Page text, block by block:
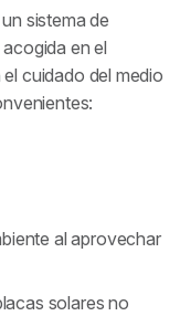
sistema de
en el
cuidado del medio
al aprovechar
solares no